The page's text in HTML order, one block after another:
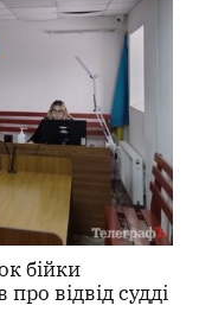
бійки
відвід судді